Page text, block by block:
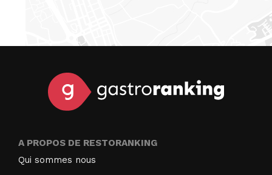
A PROPOS DE RESTORANKING
Qui sommes nous